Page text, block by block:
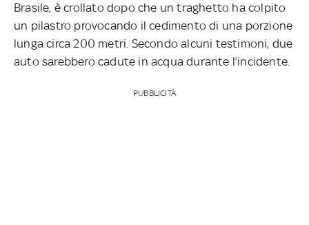
Brasile, è crollato dopo che un traghetto ha colpito
un pilastro provocando il cedimento di una porzione
lunga circa 200 metri. Secondo alcuni testimoni, due
auto sarebbero cadute in acqua durante l’incidente.
PUBBLICITÀ